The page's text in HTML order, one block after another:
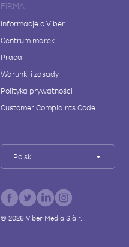
FIRMA
Informacje o Viber
Centrum marek
Praca
Warunki i zasady
Polityka prywatności
Customer Complaints Code
Polski
© 2026Viber Media S.à r.l.